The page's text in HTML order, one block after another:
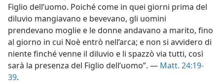
Figlio dell’uomo. Poiché come in quei giorni prima del
diluvio mangiavano e bevevano, gli uomini
prendevano moglie e le donne andavano a marito, fino
al giorno in cui Noè entrò nell’arca; e non si avvidero di
niente finché venne il diluvio e li spazzò via tutti, così
sarà la presenza del Figlio dell’uomo”. — Matt. 24:19-
39.